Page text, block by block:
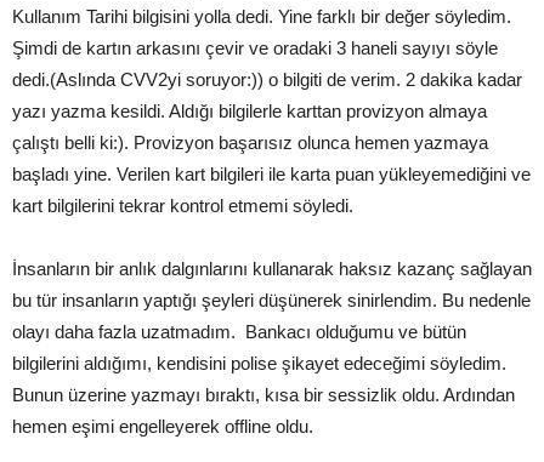
Kullanım Tarihi bilgisini yolla dedi. Yine farklı bir değer söyledim.
Şimdi de kartın arkasını çevir ve oradaki 3 haneli sayıyı söyle
dedi.(Aslında CVV2yi soruyor:)) o bilgiti de verim. 2 dakika kadar
yazı yazma kesildi. Aldığı bilgilerle karttan provizyon almaya
çalıştı belli ki:). Provizyon başarısız olunca hemen yazmaya
başladı yine. Verilen kart bilgileri ile karta puan yükleyemediğini ve
kart bilgilerini tekrar kontrol etmemi söyledi.
İnsanların bir anlık dalgınlarını kullanarak haksız kazanç sağlayan
bu tür insanların yaptığı şeyleri düşünerek sinirlendim. Bu nedenle
olayı daha fazla uzatmadım. Bankacı olduğumu ve bütün
bilgilerini aldığımı, kendisini polise şikayet edeceğimi söyledim.
Bunun üzerine yazmayı bıraktı, kısa bir sessizlik oldu. Ardından
hemen eşimi engelleyerek offline oldu.